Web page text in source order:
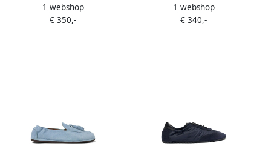
met veters Blauw
1 webshop
€ 350,-
ballerina's Blauw
1 webshop
€ 340,-